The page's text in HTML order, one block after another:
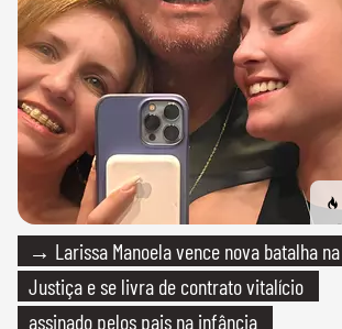
→ Larissa Manoela vence nova batalha na
Justiça e se livra de contrato vitalício
assinado pelos pais na infância